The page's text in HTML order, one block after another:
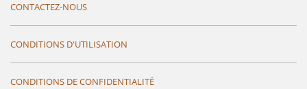
CONTACTEZ-NOUS
CONDITIONS D'UTILISATION
CONDITIONS DE CONFIDENTIALITÉ